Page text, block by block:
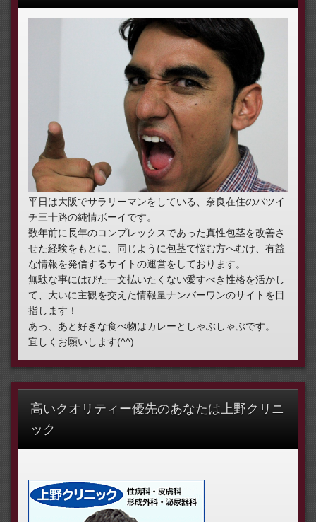
平日は大阪でサラリーマンをしている、奈良在住のバツイ
チ三十路の純情ボーイです。
数年前に長年のコンプレックスであった真性包茎を改善さ
せた経験をもとに、同じように包茎で悩む方へむけ、有益
な情報を発信するサイトの運営をしております。
無駄な事にはびた一文払いたくない愛すべき性格を活かし
て、大いに主観を交えた情報量ナンバーワンのサイトを目
指します！
あっ、あと好きな食べ物はカレーとしゃぶしゃぶです。
宜しくお願いします(^^)
高いクオリティー優先のあなたは上野クリニ
ック